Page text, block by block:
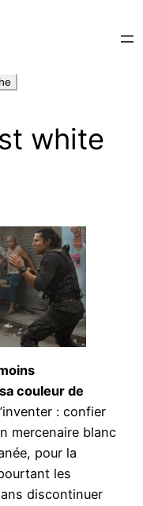
white
couleur de
: confier
mercenaire blanc
pour la
les
discontinuer